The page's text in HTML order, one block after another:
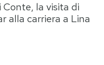
Storie/Idee
Ok Boomer!
la visita di
alla carriera a Lina